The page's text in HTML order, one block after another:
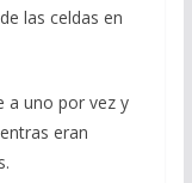
las celdas en
a uno por vez y
eran